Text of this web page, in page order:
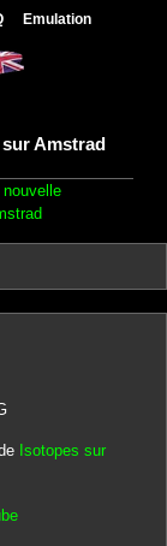
Emulation
Amstrad
nouvelle
Isotopes sur